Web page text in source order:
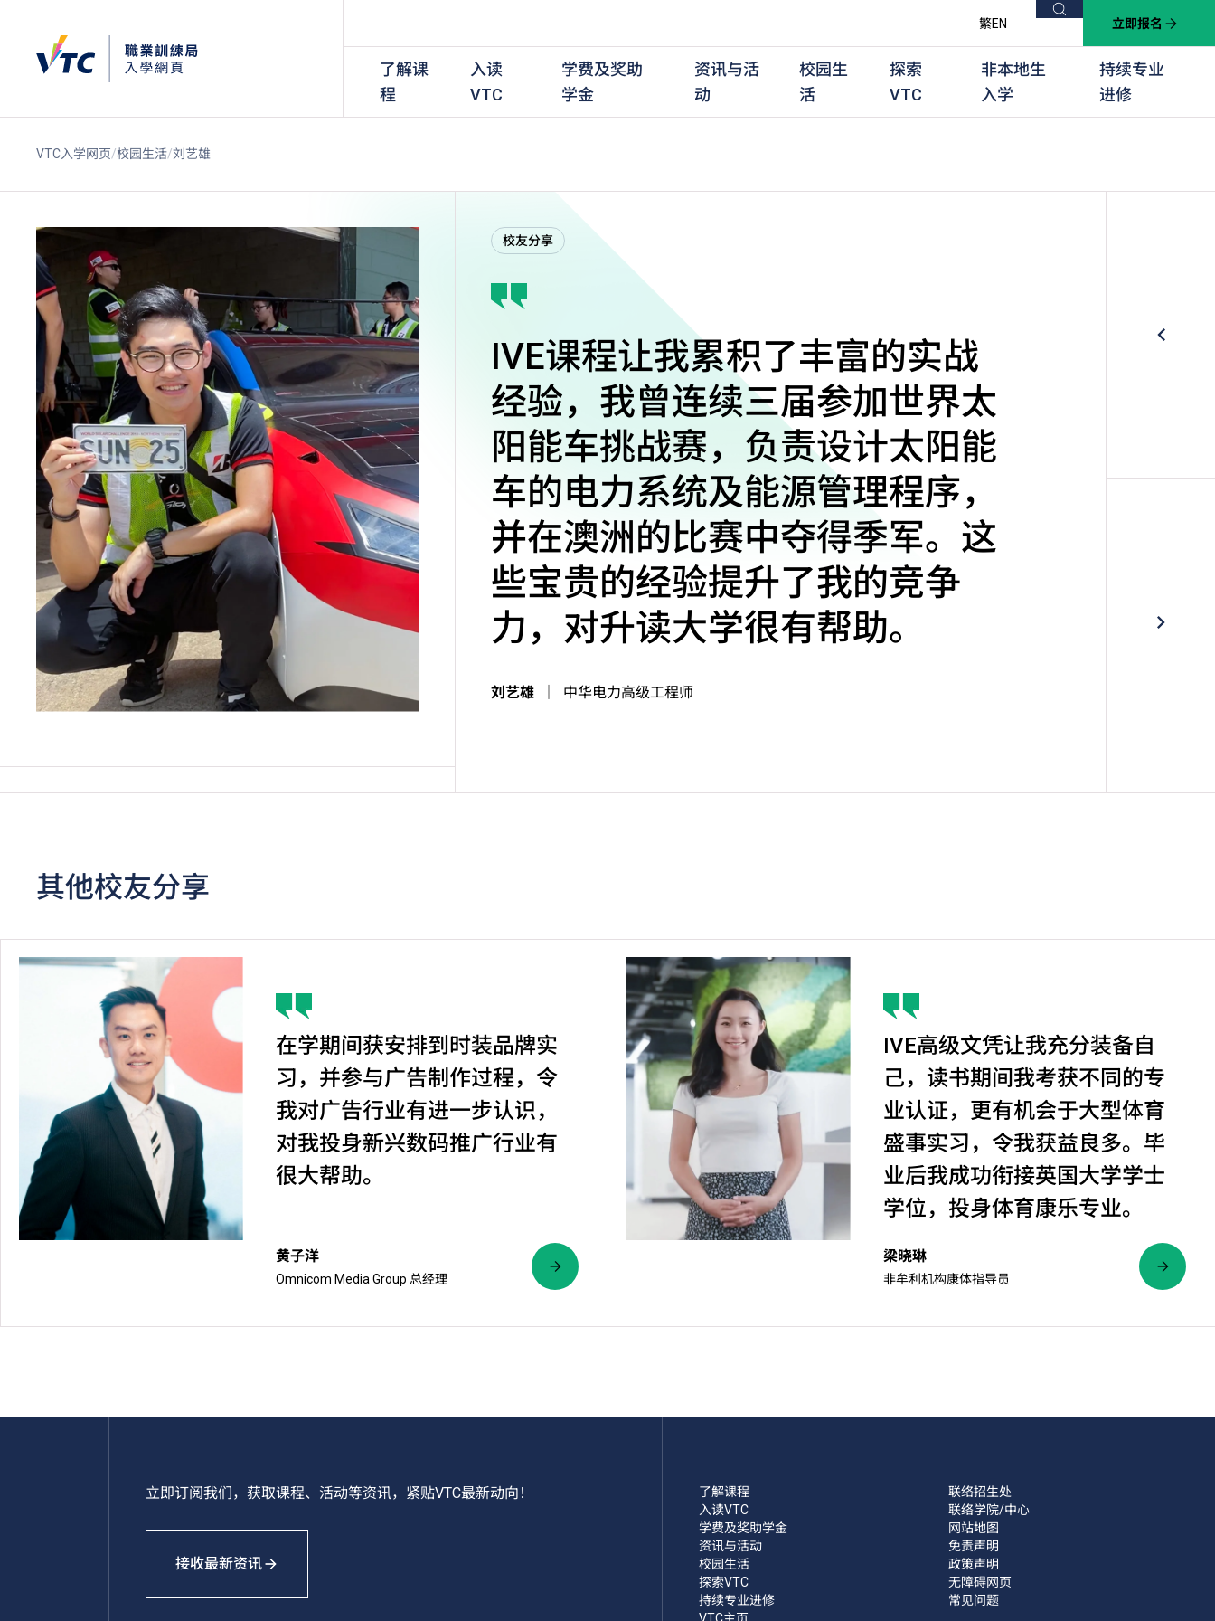
繁EN 搜索 立即报名
了解课
程
职前培训课程
全日制中六或以上
全日制中三或以上
日间兼读制
入读
VTC
职前培训
全日制中六或以上
全日制中三或以上
日间兼读制
学费及奖助
学金
学费及资助
全日制中六或以上
全日制中三或以上
资讯与活
动
入学资讯
最新动态
校园生
活
探索
VTC
非本地生
入学
持续专业
进修
VTC入学网页 校园生活 刘艺雄
校友分享
IVE课程让我累积了丰富的实战
经验，我曾连续三届参加世界太
阳能车挑战赛，负责设计太阳能
车的电力系统及能源管理程序，
并在澳洲的比赛中夺得季军。这
些宝贵的经验提升了我的竞争
力，对升读大学很有帮助。
刘艺雄 中华电力高级工程师
其他校友分享
在学期间获安排到时装品牌实
习，并参与广告制作过程，令
我对广告行业有进一步认识，
对我投身新兴数码推广行业有
很大帮助。
黄子洋
Omnicom Media Group 总经理
IVE高级文凭让我充分装备自
己，读书期间我考获不同的专
业认证，更有机会于大型体育
盛事实习，令我获益良多。毕
业后我成功衔接英国大学学士
学位，投身体育康乐专业。
梁晓琳
非牟利机构康体指导员
立即订阅我们，获取课程、活动等资讯，紧贴VTC最新动向！
接收最新资讯
了解课程
入读VTC
学费及奖助学金
资讯与活动
校园生活
探索VTC
持续专业进修
联络招生处
联络学院/中心
网站地图
免责声明
政策声明
无障碍网页
常见问题